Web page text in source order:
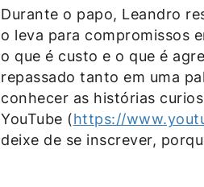
Durante o papo, Leandro
o leva para compromissos
o que é custo e o que é
repassado tanto em uma
conhecer as histórias
YouTube (https://
deixe de se inscrever,